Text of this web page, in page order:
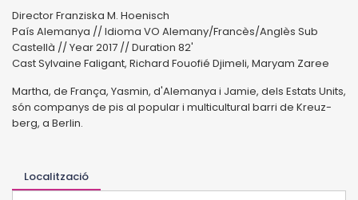
Director Franziska M. Hoenisch
País Alemanya // Idioma VO Alemany/Francès/Anglès Sub
Castellà // Year 2017 // Duration 82'
Cast Sylvaine Faligant, Richard Fouofié Djimeli, Maryam Zaree
Martha, de França, Yas­min, d'Ale­ma­nya i Jamie, dels Estats Units,
són com­panys de pis al popu­lar i mul­ti­cul­tu­ral barri de Kreuz­
berg, a Ber­lin.
Localització